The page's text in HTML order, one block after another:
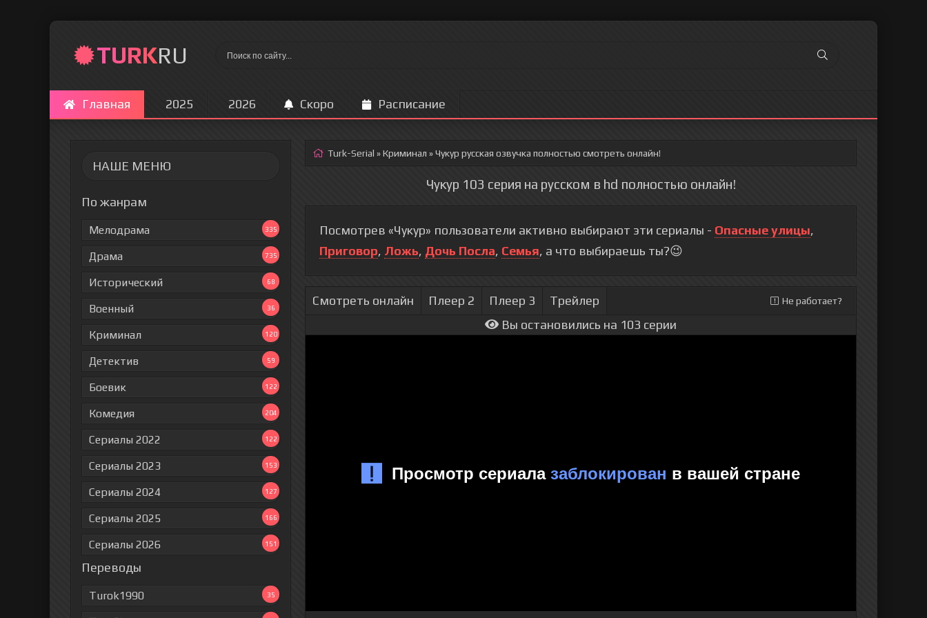
TURKRU
Главная 2025 2026 Скоро Расписание
НАШЕ МЕНЮ
По жанрам
Мелодрама 335
Драма 735
Исторический 68
Военный 36
Криминал 120
Детектив 59
Боевик 122
Комедия 204
Сериалы 2022 122
Сериалы 2023 153
Сериалы 2024 127
Сериалы 2025 166
Сериалы 2026 151
Переводы
Turok1990 35
Turk-Serial »Криминал » Чукур русская озвучка полностью смотреть онлайн!
Чукур 103 серия на русском в hd полностью онлайн!
Посмотрев «Чукур» пользователи активно выбирают эти сериалы - Опасные улицы,
Приговор, Ложь, Дочь Посла, Семья, а что выбираешь ты?😉
Смотреть онлайн Плеер 2 Плеер 3 Трейлер Не работает?
Вы остановились на 103 серии